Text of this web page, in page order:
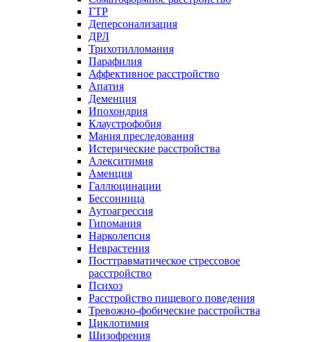
ГТР
Деперсонализация
ДРЛ
Трихотилломания
Парафилия
Аффективное расстройство
Апатия
Деменция
Ипохондрия
Клаустрофобия
Мания преследования
Истерические расстройства
Алекситимия
Аменция
Галлюцинации
Бессонница
Аутоагрессия
Гипомания
Нарколепсия
Неврастения
Посттравматическое стрессовое
расстройство
Психоз
Расстройство пищевого поведения
Тревожно-фобические расстройства
Циклотимия
Шизофрения